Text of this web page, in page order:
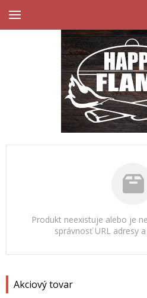
Akciový tovar
Produkt neexistuje alebo je
správnosť URL adresy